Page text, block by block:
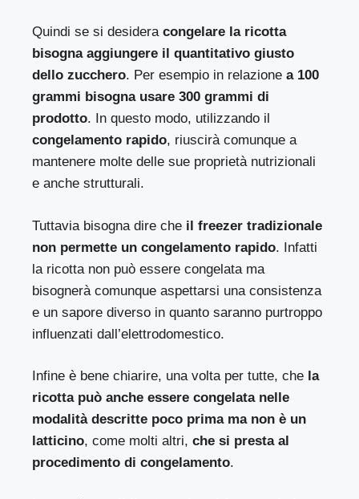
Quindi se si desideracongelare la ricotta
bisogna aggiungere il quantitativo giusto
dello zucchero. Per esempio in relazionea 100
grammi bisogna usare 300 grammi di
prodotto. In questo modo, utilizzando il
congelamento rapido, riuscirà comunque a
mantenere molte delle sue proprietà nutrizionali
e anche strutturali.
Tuttavia bisogna dire che il freezer tradizionale
non permette un congelamento rapido. Infatti
la ricotta non può essere congelata ma
bisognerà comunque aspettarsi una consistenza
e un sapore diverso in quanto saranno purtroppo
influenzati dall’elettrodomestico.
Infine è bene chiarire, una volta per tutte, che la
ricotta può anche essere congelata nelle
modalità descritte poco prima ma non è un
latticino, come molti altri,che si presta al
procedimento di congelamento.